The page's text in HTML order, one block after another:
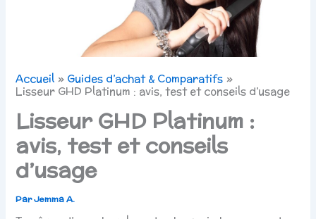
Accueil
Guides d’achat & Comparatifs
Lisseur GHD Platinum : avis, test et conseils d’usage
Lisseur GHD Platinum :
avis, test et conseils
d’usage
ParJemma A.